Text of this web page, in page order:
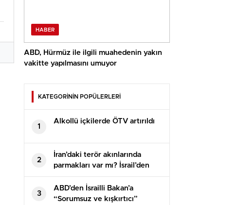
HABER
ABD, Hürmüz ile ilgili muahedenin yakın
vakitte yapılmasını umuyor
KATEGORİNİN POPÜLERLERİ
1
Alkollü içkilerde ÖTV artırıldı
2
İran’daki terör akınlarında
parmakları var mı? İsrail’den
birinci açıklama geldi
3
ABD’den İsrailli Bakan’a
“Sorumsuz ve kışkırtıcı”